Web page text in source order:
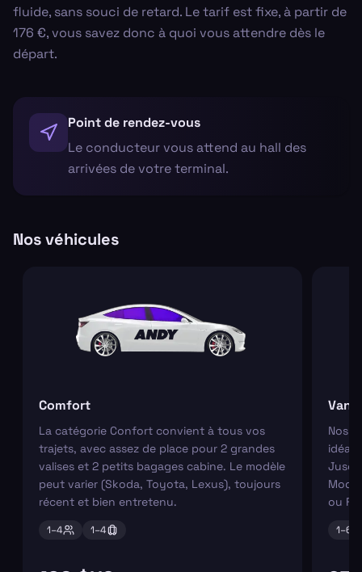
fluide, sans souci de retard. Le tarif est fixe, à partir de
176 €, vous savez donc à quoi vous attendre dès le
départ.
Point de rendez-vous
Le conducteur vous attend au hall des
arrivées de votre terminal.
Nos véhicules
Comfort
La catégorie Confort convient à tous vos
trajets, avec assez de place pour 2 grandes
valises et 2 petits bagages cabine. Le modèle
peut varier (Skoda, Toyota, Lexus), toujours
récent et bien entretenu.
1–4 1–4
Van
Nos
ou
1–6